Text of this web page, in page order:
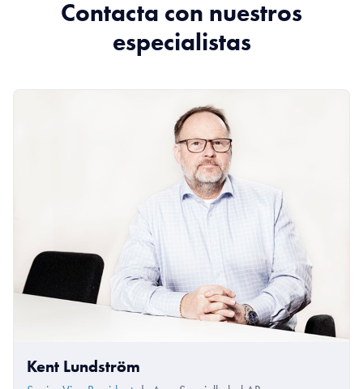
Contacta con nuestros
especialistas
Kent Lundström